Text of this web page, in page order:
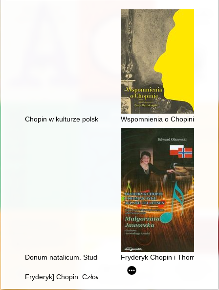
Chopin w kulturze polskiej Wspomnienia o Chopinie. Cz. 1
Donum natalicum. Studia Thaddaeo Przybylski octogenario
Fryderyk Chopin i Thomas
Fryderyk] Chopin. Człowiek, dzieło, rezonans